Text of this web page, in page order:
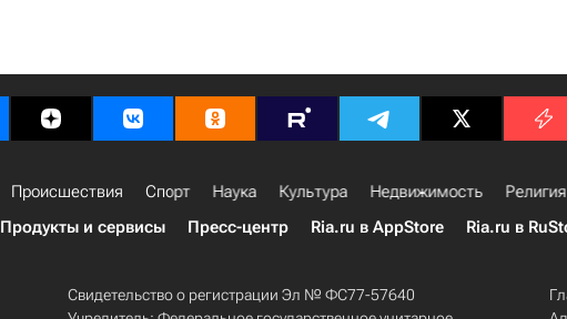
Происшествия Спорт Наука Культура Недвижимость Религия
Продукты и сервисы Пресс-центр Ria.ru в AppStore Ria.ru в
Свидетельство о регистрации Эл № ФС77-57640